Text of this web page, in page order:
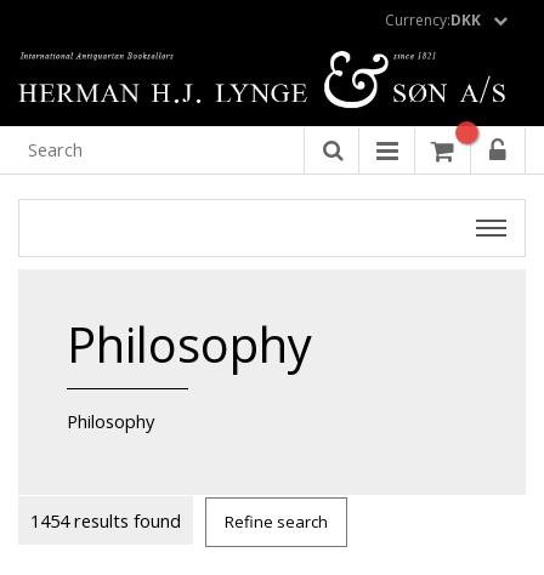
Currency:DKK
Philosophy
Philosophy
1454 results found Refine search